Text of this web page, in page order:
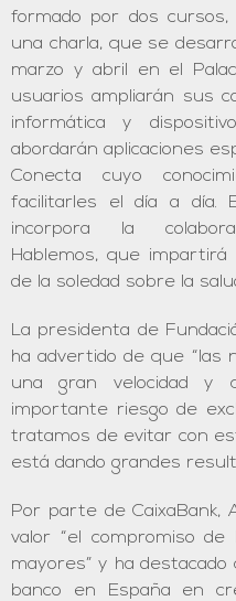
formado por dos
una charla, que se
marzo y abril en el
usuarios ampliarán sus
informática y
abordarán aplicaciones
Conecta cuyo
facilitarles el día a día.
incorpora la
Hablemos, que
de la soledad sobre la
La presidenta de
ha advertido de que “las
una gran velocidad y
importante riesgo de
tratamos de evitar con
está dando grandes
Por parte de
valor “el compromiso
mayores” y ha destacado
banco en España en